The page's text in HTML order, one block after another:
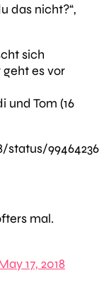
das nicht?“,
sich
es vor
und Tom (16
mal.
17, 2018